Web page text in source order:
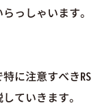
っしゃいます。
に注意すべきRS
ていきます。